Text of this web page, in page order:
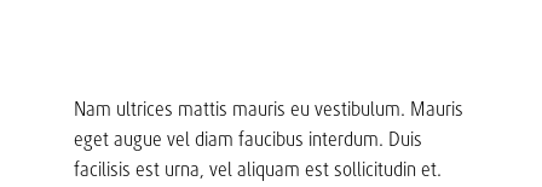
Nam ultrices mattis mauris eu vestibulum. Mauris
eget augue vel diam faucibus interdum. Duis
facilisis est urna, vel aliquam est sollicitudin et.